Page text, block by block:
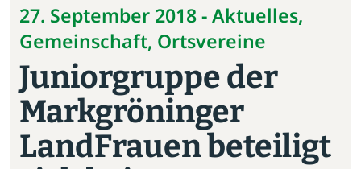
27. September 2018 - Aktuelles,
Gemeinschaft, Ortsvereine
Juniorgruppe der
Markgröninger
LandFrauen beteiligt
News
Verband
Politik
Bildung